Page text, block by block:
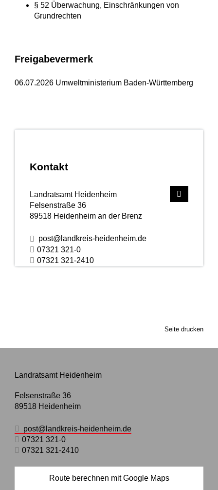
Kontakt
Landratsamt Heidenheim
Felsenstraße 36
89518 Heidenheim an der Brenz
post@landkreis-heidenheim.de
07321 321-0
07321 321-2410
§ 52 Überwachung, Einschränkungen von
Grundrechten
Freigabevermerk
06.07.2026 Umweltministerium Baden-Württemberg
Seite drucken
Landratsamt Heidenheim
Felsenstraße 36
89518 Heidenheim
post@landkreis-heidenheim.de
07321 321-0
07321 321-2410
Route berechnen mit Google Maps